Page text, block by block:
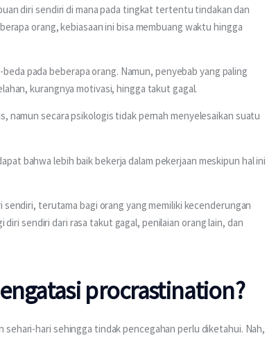
diri sendiri di mana pada tingkat tertentu tindakan dan
orang, kebiasaan ini bisa membuang waktu hingga
pada beberapa orang. Namun, penyebab yang paling
kurangnya motivasi, hingga takut gagal.
namun secara psikologis tidak pernah menyelesaikan suatu
bahwa lebih baik bekerja dalam pekerjaan meskipun hal ini
terutama bagi orang yang memiliki kecenderungan
sendiri dari rasa takut gagal, penilaian orang lain, dan
procrastination?
hari sehingga tindak pencegahan perlu diketahui. Nah,